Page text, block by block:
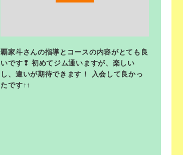
覇家斗さんの指導とコースの内容がとても良
いです❢ 初めてジム通いますが、楽しい
し、違いが期待できます！ 入会して良かっ
たです↑↑